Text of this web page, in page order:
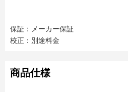
保証：メーカー保証
校正：別途料金
商品仕様